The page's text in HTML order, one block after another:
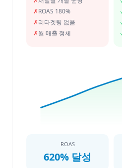
✗ROAS 180%
✗리타겟팅 없음
✗월 매출 정체
ROAS
620% 달성